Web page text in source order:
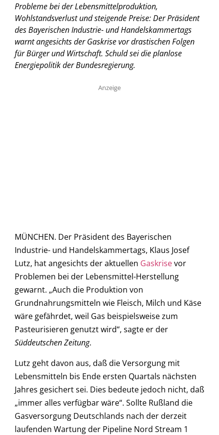
Probleme bei der Lebensmittelproduktion,
Wohlstandsverlust und steigende Preise: Der Präsident
des Bayerischen Industrie- und Handelskammertags
warnt angesichts der Gaskrise vor drastischen Folgen
für Bürger und Wirtschaft. Schuld sei die planlose
Energiepolitik der Bundesregierung.
Anzeige
MÜNCHEN. Der Präsident des Bayerischen
Industrie- und Handelskammertags, Klaus Josef
Lutz, hat angesichts der aktuellen Gaskrisevor
Problemen bei der Lebensmittel-Herstellung
gewarnt. „Auch die Produktion von
Grundnahrungsmitteln wie Fleisch, Milch und Käse
wäre gefährdet, weil Gas beispielsweise zum
Pasteurisieren genutzt wird“, sagte er der
Süddeutschen Zeitung.
Lutz geht davon aus, daß die Versorgung mit
Lebensmitteln bis Ende ersten Quartals nächsten
Jahres gesichert sei. Dies bedeute jedoch nicht, daß
„immer alles verfügbar wäre“. Sollte Rußland die
Gasversorgung Deutschlands nach der derzeit
laufenden Wartung der Pipeline Nord Stream 1